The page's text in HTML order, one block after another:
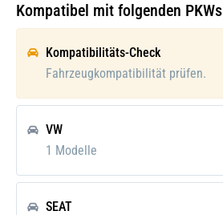
Verpackungshöhe:
Verpackungslänge: 0 mm
Verpackungsbreite: 0 mm
Verpackungsgewicht:
Kompatibel mit folgenden PKWs
Kompatibilitäts-Check
Fahrzeugkompatibilität prüfen.
VW
1 Modelle
SEAT